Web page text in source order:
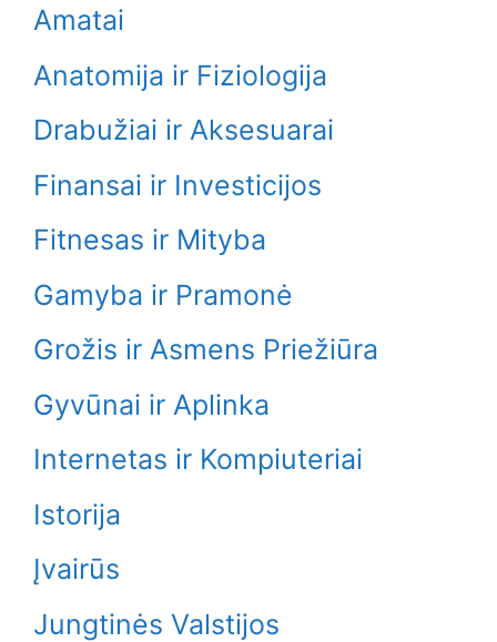
Amatai
Anatomija ir Fiziologija
Drabužiai ir Aksesuarai
Finansai ir Investicijos
Fitnesas ir Mityba
Gamyba ir Pramonė
Grožis ir Asmens Priežiūra
Gyvūnai ir Aplinka
Internetas ir Kompiuteriai
Istorija
Įvairūs
Jungtinės Valstijos